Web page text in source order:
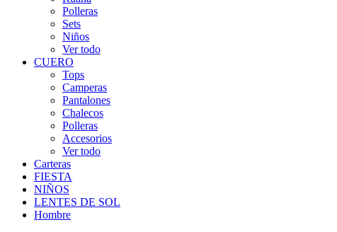
Polleras
Sets
Niños
Ver todo
CUERO
Tops
Camperas
Pantalones
Chalecos
Polleras
Accesorios
Ver todo
Carteras
FIESTA
NIÑOS
LENTES DE SOL
Hombre